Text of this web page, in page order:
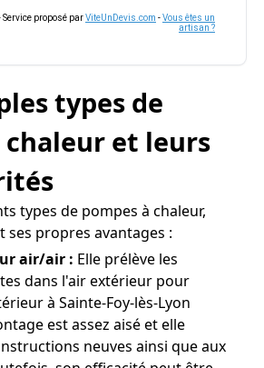
Service proposé parViteUnDevis.com -Vous êtes un
artisan ?
types de
chaleur et leurs
types de pompes à chaleur,
ses propres avantages :
air/air : Elle prélève les
dans l'air extérieur pour
à Sainte-Foy-lès-Lyon
est assez aisé et elle
neuves ainsi que aux